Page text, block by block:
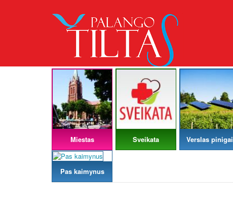
Miestas Sveikata Verslas pinigai
Pas kaimynus